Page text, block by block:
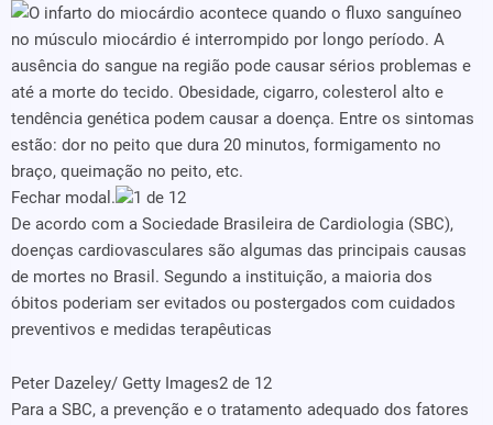
Fechar modal.
1 de 12
De acordo com a Sociedade Brasileira de Cardiologia (SBC),
doenças cardiovasculares são algumas das principais causas
de mortes no Brasil. Segundo a instituição, a maioria dos
óbitos poderiam ser evitados ou postergados com cuidados
preventivos e medidas terapêuticas
Peter Dazeley/ Getty Images2 de 12
Para a SBC, a prevenção e o tratamento adequado dos fatores